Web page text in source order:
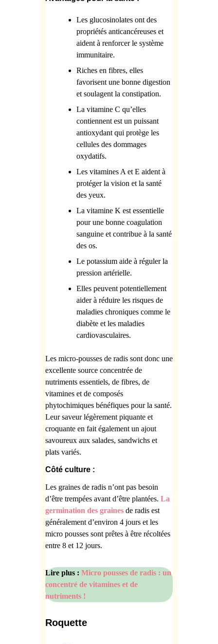
Les glucosinolates ont des
propriétés anticancéreuses et
aident à renforcer le système
immunitaire.
Riches en fibres, elles
favorisent une bonne digestion
et soulagent la constipation.
La vitamine C qu’elles
contiennent est un puissant
antioxydant qui protège les
cellules des dommages
oxydatifs.
Les vitamines A et E aident à
protéger la vision et la santé
des yeux.
La vitamine K est essentielle
pour une bonne coagulation
sanguine et contribue à la santé
des os.
Le potassium aide à réguler la
pression artérielle.
Elles peuvent potentiellement
aider à réduire les risques de
maladies chroniques comme le
diabète et les maladies
cardiovasculaires.
Les micro-pousses de radis sont donc une
excellente source concentrée de
nutriments essentiels, de fibres, de
vitamines et de composés
phytochimiques bénéfiques pour la santé.
Leur saveur légèrement piquante et
croquante en fait également un ajout
savoureux aux salades, sandwichs et
plats variés.
Côté culture :
Les graines de radis n’ont pas besoin
d’être trempées avant d’être plantées. La
germination des graines de radis est
généralement d’environ 4 jours et les
micro pousses sont prêtes à être récoltées
entre 8 et 12 jours.
Lire plus : Micro pousses de radis : un
concentré de vitamines et de
nutriments !
Roquette